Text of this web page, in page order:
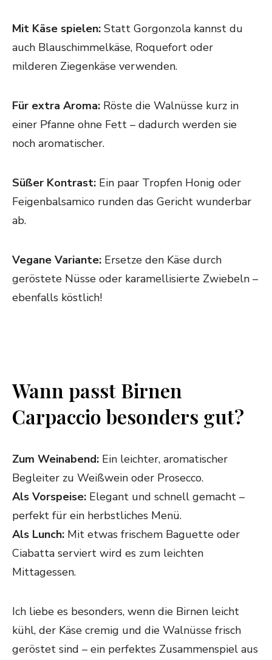
Mit Käse spielen: Statt Gorgonzola kannst du
auch Blauschimmelkäse, Roquefort oder
milderen Ziegenkäse verwenden.
Für extra Aroma: Röste die Walnüsse kurz in
einer Pfanne ohne Fett – dadurch werden sie
noch aromatischer.
Süßer Kontrast: Ein paar Tropfen Honig oder
Feigenbalsamico runden das Gericht wunderbar
ab.
Vegane Variante: Ersetze den Käse durch
geröstete Nüsse oder karamellisierte Zwiebeln –
ebenfalls köstlich!
Wann passt Birnen
Carpaccio besonders gut?
Zum Weinabend: Ein leichter, aromatischer
Begleiter zu Weißwein oder Prosecco.
Als Vorspeise: Elegant und schnell gemacht –
perfekt für ein herbstliches Menü.
Als Lunch: Mit etwas frischem Baguette oder
Ciabatta serviert wird es zum leichten
Mittagessen.
Ich liebe es besonders, wenn die Birnen leicht
kühl, der Käse cremig und die Walnüsse frisch
geröstet sind – ein perfektes Zusammenspiel aus